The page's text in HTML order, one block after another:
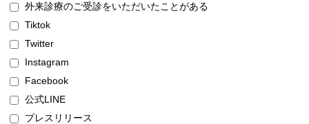
外来診療のご受診をいただいたことがある
Tiktok
Twitter
Instagram
Facebook
公式LINE
プレスリリース